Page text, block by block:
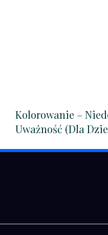
Kolorowanie –
Uważność (dla